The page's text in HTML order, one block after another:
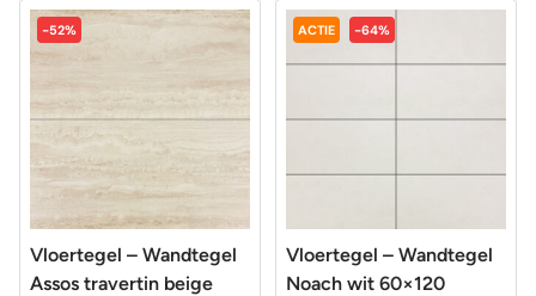
was:
64,95.
is:
22,95.
was:
64,95.
is:
22,95.
-52%
Vloertegel – Wandtegel
Assos travertin beige
ACTIE -64%
Vloertegel – Wandtegel
Noach wit 60×120